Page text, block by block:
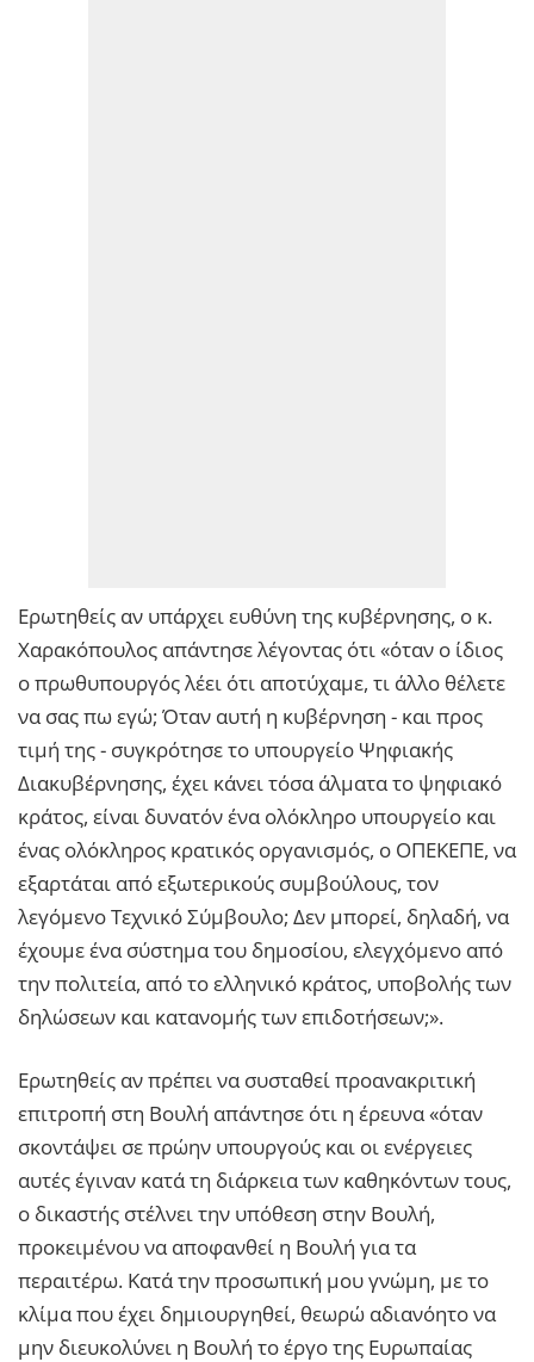
Ερωτηθείς αν υπάρχει ευθύνη της κυβέρνησης, ο κ.
Χαρακόπουλος απάντησε λέγοντας ότι «όταν ο ίδιος
ο πρωθυπουργός λέει ότι αποτύχαμε, τι άλλο θέλετε
να σας πω εγώ; Όταν αυτή η κυβέρνηση - και προς
τιμή της - συγκρότησε το υπουργείο Ψηφιακής
Διακυβέρνησης, έχει κάνει τόσα άλματα το ψηφιακό
κράτος, είναι δυνατόν ένα ολόκληρο υπουργείο και
ένας ολόκληρος κρατικός οργανισμός, ο ΟΠΕΚΕΠΕ, να
εξαρτάται από εξωτερικούς συμβούλους, τον
λεγόμενο Τεχνικό Σύμβουλο; Δεν μπορεί, δηλαδή, να
έχουμε ένα σύστημα του δημοσίου, ελεγχόμενο από
την πολιτεία, από το ελληνικό κράτος, υποβολής των
δηλώσεων και κατανομής των επιδοτήσεων;».
Ερωτηθείς αν πρέπει να συσταθεί προανακριτική
επιτροπή στη Βουλή απάντησε ότι η έρευνα «όταν
σκοντάψει σε πρώην υπουργούς και οι ενέργειες
αυτές έγιναν κατά τη διάρκεια των καθηκόντων τους,
ο δικαστής στέλνει την υπόθεση στην Βουλή,
προκειμένου να αποφανθεί η Βουλή για τα
περαιτέρω. Κατά την προσωπική μου γνώμη, με το
κλίμα που έχει δημιουργηθεί, θεωρώ αδιανόητο να
μην διευκολύνει η Βουλή το έργο της Ευρωπαίας